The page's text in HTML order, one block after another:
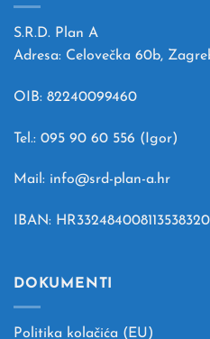
S.R.D. Plan A
Adresa: Celovečka 60b,
OIB: 82240099460
Tel.: 095 90 60 556 (Igor)
Mail: info@srd-plan-a.hr
IBAN:
DOKUMENTI
Politika kolačića (EU)